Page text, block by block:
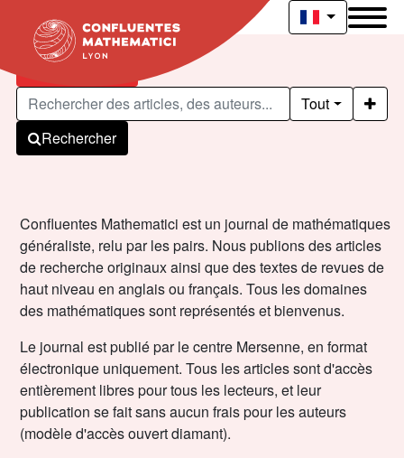
Articles publiés
Tout
Rechercher
Confluentes Mathematici est un journal de mathématiques
généraliste, relu par les pairs. Nous publions des articles
de recherche originaux ainsi que des textes de revues de
haut niveau en anglais ou français. Tous les domaines
des mathématiques sont représentés et bienvenus.
Le journal est publié par le centre Mersenne, en format
électronique uniquement. Tous les articles sont d'accès
entièrement libres pour tous les lecteurs, et leur
publication se fait sans aucun frais pour les auteurs
(modèle d'accès ouvert diamant).